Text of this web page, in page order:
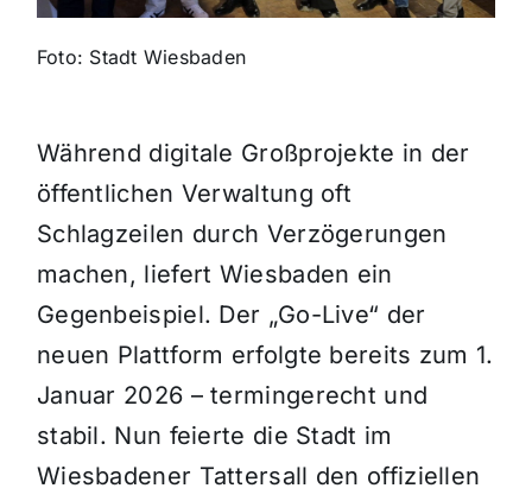
Foto: Stadt Wiesbaden
Während digitale Großprojekte in der
öffentlichen Verwaltung oft
Schlagzeilen durch Verzögerungen
machen, liefert Wiesbaden ein
Gegenbeispiel. Der „Go-Live“ der
neuen Plattform erfolgte bereits zum 1.
Januar 2026 – termingerecht und
stabil. Nun feierte die Stadt im
Wiesbadener Tattersall den offiziellen